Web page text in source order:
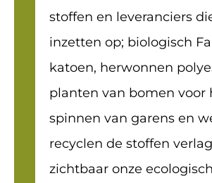
stoffen en leveranciers
inzetten op; biologisch
katoen, herwonnen
planten van bomen voor
spinnen van garens en
recyclen de stoffen
zichtbaar onze